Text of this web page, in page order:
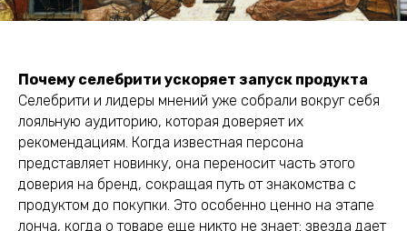
Почему селебрити ускоряет запуск продукта
Селебрити и лидеры мнений уже собрали вокруг себя
лояльную аудиторию, которая доверяет их
рекомендациям. Когда известная персона
представляет новинку, она переносит часть этого
доверия на бренд, сокращая путь от знакомства с
продуктом до покупки. Это особенно ценно на этапе
лонча, когда о товаре еще никто не знает: звезда дает